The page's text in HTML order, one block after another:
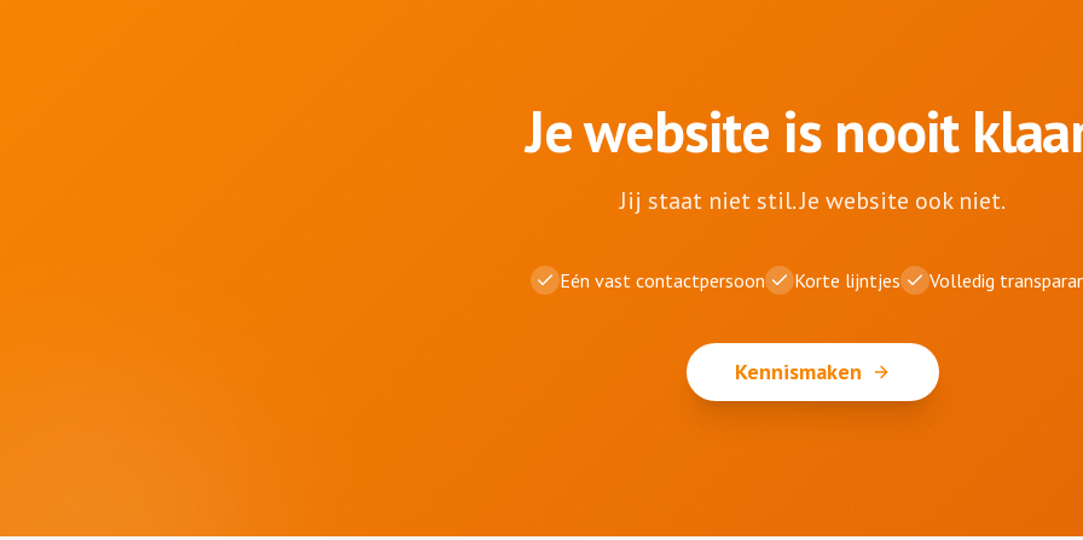
Je website is nooit
Jij staat niet stil. Je website ook niet.
Eén vast contactpersoon Korte lijntjes Volledig
Kennismaken